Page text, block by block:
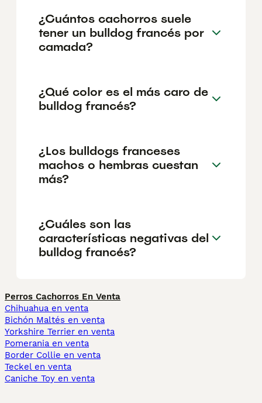
¿Cuántos cachorros suele
tener un bulldog francés por
camada?
¿Qué color es el más caro de
bulldog francés?
¿Los bulldogs franceses
machos o hembras cuestan
más?
¿Cuáles son las
características negativas del
bulldog francés?
Perros Cachorros En Venta
Chihuahua en venta
Bichón Maltés en venta
Yorkshire Terrier en venta
Pomerania en venta
Border Collie en venta
Teckel en venta
Caniche Toy en venta